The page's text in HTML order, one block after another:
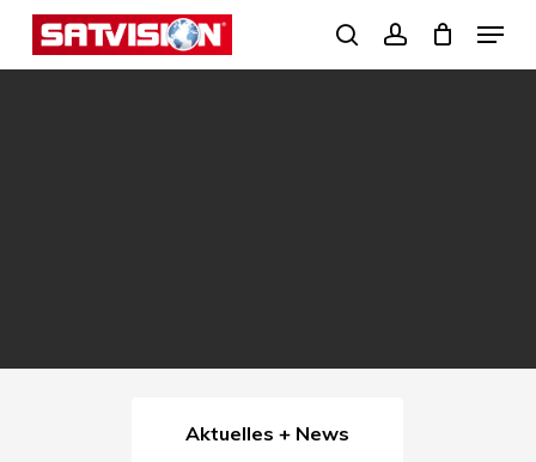
Skip
search
Menu
Aktuelles + News